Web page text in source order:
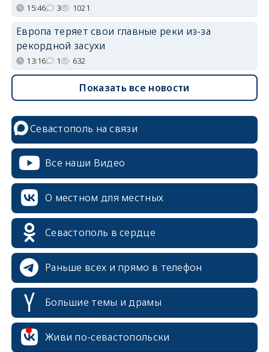
15:46 3 1021
Европа теряет свои главные реки из-за
рекордной засухи
13:16 1 632
Показать все новости
Севастополь на связи
Все наши Видео
О местном для местных
Севастополь в сердце
Раньше всех и прямо в телефон
Большие темы и драмы
Живи по-севастопольски